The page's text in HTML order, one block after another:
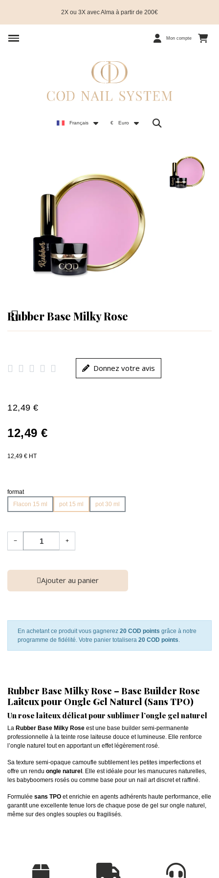
2X ou 3X avec Alma à partir de 200€
Mon compte
Français € Euro
Rubber Base Milky Rose
     Donnez votre avis
12,49 €
12,49 €
12,49 € HT
format
Flacon 15 ml
pot 15 ml pot 30 ml
− +
Ajouter au panier
En achetant ce produit vous gagnerez 20 COD points grâce à notre
programme de fidélité. Votre panier totalisera 20 COD points.
Rubber Base Milky Rose – Base Builder Rose
Laiteux pour Ongle Gel Naturel (Sans TPO)
Un rose laiteux délicat pour sublimer l’ongle gel naturel
La Rubber Base Milky Rose est une base builder semi-permanente
professionnelle à la teinte rose laiteuse douce et lumineuse. Elle renforce
l’ongle naturel tout en apportant un effet légèrement rosé.
Sa texture semi-opaque camoufle subtilement les petites imperfections et
offre un rendu ongle naturel . Elle est idéale pour les manucures naturelles,
les babyboomers rosés ou comme base pour un nail art discret et raffiné.
Formulée sans TPO et enrichie en agents adhérents haute performance, elle
garantit une excellente tenue lors de chaque pose de gel sur ongle naturel,
même sur des ongles souples ou fragilisés.